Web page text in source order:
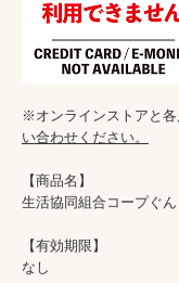
※オンラインストアと各
い合わせください。
【商品名】
生活協同組合コープぐん
【有効期限】
なし